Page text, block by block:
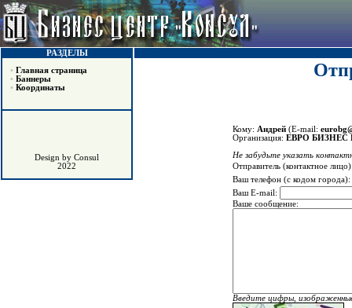
РАЗДЕЛЫ
• Главная страница
• Баннеры
• Координаты
Design by Consul
2022
Кому: Андрей (E-mail:
Организация: ЕВРО БИЗНЕС
Не забудьте указать
Отправитель (контактное
Ваш телефон (с кодом города):
Ваш E-mail:
Ваше сообщение:
Введите цифры,